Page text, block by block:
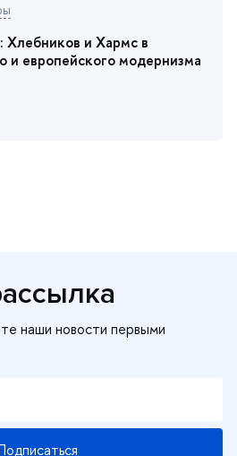
Хлебников и Хармс
и европейского модернизма